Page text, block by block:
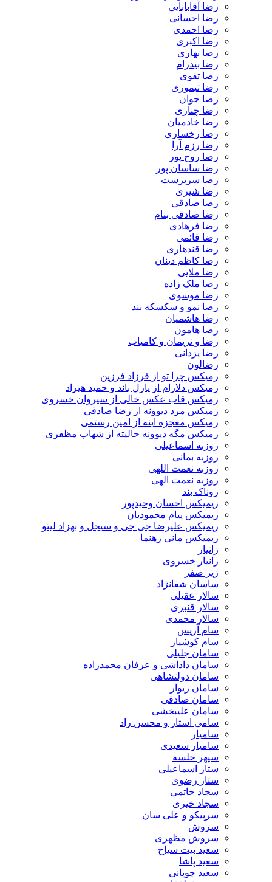
رضا آقابابایی
رضا احسانی
رضا احمدی
رضا اکبری
رضا بهاری
رضا بیدرام
رضا تقوی
رضا تیموری
رضا جوان
رضا چناری
رضا خادمیان
رضا رخساری
رضا رزم آرا
رضا روح پور
رضا ساسان پور
رضا سرپرست
رضا شیری
رضا صادقی
رضا صادقی بنام
رضا فرهادی
رضا قائمی
رضا قندهاری
رضا کاظم دینان
رضا ملایی
رضا ملک زاده
رضا موسوی
رضا نمو و سکسکه بند
رضا هاشمیان
رضا هامون
رضا و نریمان و کامیاب
رضا یزدانی
رضالون
رمیکس چرا تو از فرزاد فرزین
رمیکس دلارام از پازل باند و حمید هیراد
رمیکس قاب عکس خالی از سیروان خسروی
رمیکس مرد دیوونه از رضا صادقی
رمیکس معجزه اینه از امین رستمی
رمیکس مگه دیوونه حالیته از شهاب مظفری
روزبه اسماعیلی
روزبه بمانی
روزبه نعمت اللهی
روزبه نعمت الهی
روناک بند
ریمیکس احسان وحیدپور
ریمیکس پیام محمودیان
ریمیکس علیرضا جی جی و سیجل و بهزاد لیتو
ریمیکس مانی رهنما
زانیار خسروی
زیر صفر
ساسان شفانژاد
سالار عقیلی
سالار قنبری
سالار محمدی
سام آریس
سام کوشیار
سامان جلیلی
سامان داداشی و عرفان محمدزاده
سامان دولتشاهی
سامان زیوار
سامان صادقی
سامان علیبخشی
سامی استار و محسن راد
سامیار
سامیار سعیدی
سپهر خلسه
ستار اسماعیلی
ستار رضوی
سجاد حاتمی
سجاد خیری
سرپیکو و علی سان
سروش
سروش مظهری
سعید بیت سیاح
سعید پاشا
سعید چوپانی